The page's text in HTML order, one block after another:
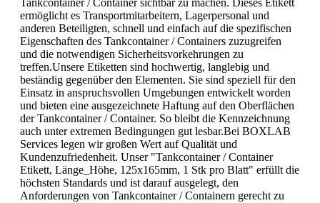
Tankcontainer / Container sichtbar zu machen. Dieses Etikett
ermöglicht es Transportmitarbeitern, Lagerpersonal und
anderen Beteiligten, schnell und einfach auf die spezifischen
Eigenschaften des Tankcontainer / Containers zuzugreifen
und die notwendigen Sicherheitsvorkehrungen zu
treffen.Unsere Etiketten sind hochwertig, langlebig und
beständig gegenüber den Elementen. Sie sind speziell für den
Einsatz in anspruchsvollen Umgebungen entwickelt worden
und bieten eine ausgezeichnete Haftung auf den Oberflächen
der Tankcontainer / Container. So bleibt die Kennzeichnung
auch unter extremen Bedingungen gut lesbar.Bei BOXLAB
Services legen wir großen Wert auf Qualität und
Kundenzufriedenheit. Unser "Tankcontainer / Container
Etikett, Länge_Höhe, 125x165mm, 1 Stk pro Blatt" erfüllt die
höchsten Standards und ist darauf ausgelegt, den
Anforderungen von Tankcontainer / Containern gerecht zu